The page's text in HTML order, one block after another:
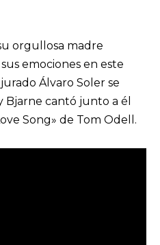
orgullosa madre
emociones en este
Álvaro Soler se
Bjarne cantó junto a él
Song» de Tom Odell.